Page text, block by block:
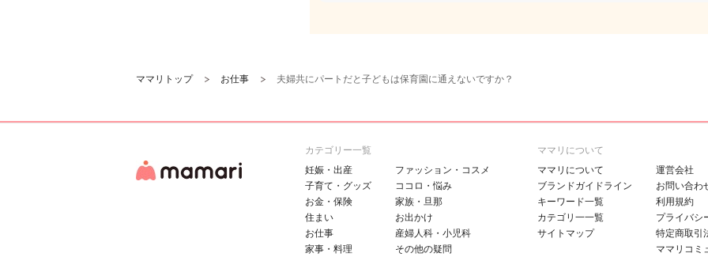
ママリトップ お仕事 夫婦共にパートだと子どもは保育園に通えないですか？
カテゴリー一覧
妊娠・出産
子育て・グッズ
お金・保険
住まい
お仕事
家事・料理
ファッション・コスメ
ココロ・悩み
家族・旦那
お出かけ
産婦人科・小児科
その他の疑問
ママリについて
ママリについて
ブランドガイドライン
キーワード一覧
カテゴリ一一覧
サイトマップ
運営会社
お問い合わ
利用規約
プライバシ
特定商取引
ママリコミ